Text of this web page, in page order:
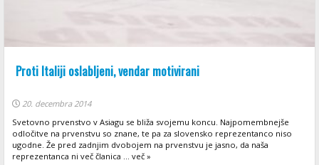
Proti Italiji oslabljeni, vendar motivirani
20. decembra 2014
Svetovno prvenstvo v Asiagu se bliža svojemu koncu. Najpomembnejše
odločitve na prvenstvu so znane, te pa za slovensko reprezentanco niso
ugodne. Že pred zadnjim dvobojem na prvenstvu je jasno, da naša
reprezentanca ni več članica ... več »